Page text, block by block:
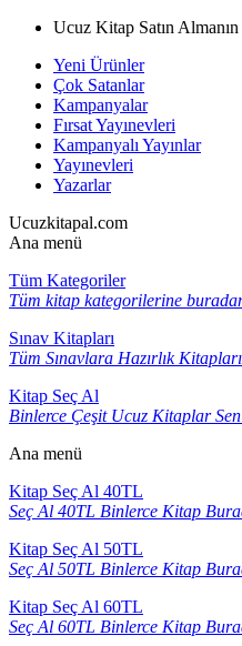
Ucuz Kitap Satın
Yeni Ürünler
Çok Satanlar
Kampanyalar
Fırsat Yayınevleri
Kampanyalı Yayınlar
Yayınevleri
Yazarlar
Ucuzkitapal.com
Ana menü
Tüm Kategoriler
Tüm kitap kategorilerine
Sınav Kitapları
Tüm Sınavlara Hazırlık
Kitap Seç Al
Binlerce Çeşit Ucuz Kitaplar
Ana menü
Kitap Seç Al 40TL
Seç Al 40TL Binlerce Kitap
Kitap Seç Al 50TL
Seç Al 50TL Binlerce Kitap
Kitap Seç Al 60TL
Seç Al 60TL Binlerce Kitap